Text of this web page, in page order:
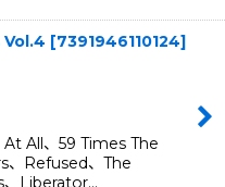
[7391946110124]
All、59 Times The
、Refused、The
、Liberator…